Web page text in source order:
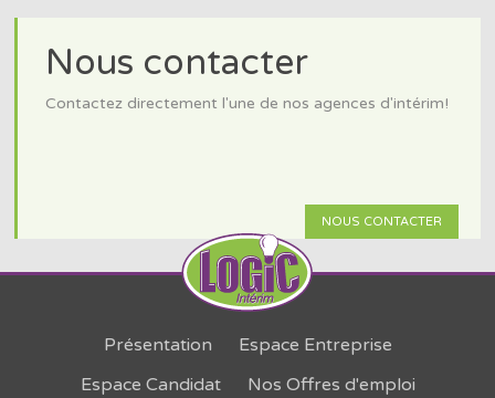
Nous contacter
Contactez directement l'une de nos agences d'intérim!
NOUS CONTACTER
Présentation
Espace Entreprise
Espace Candidat
Nos Offres d'emploi